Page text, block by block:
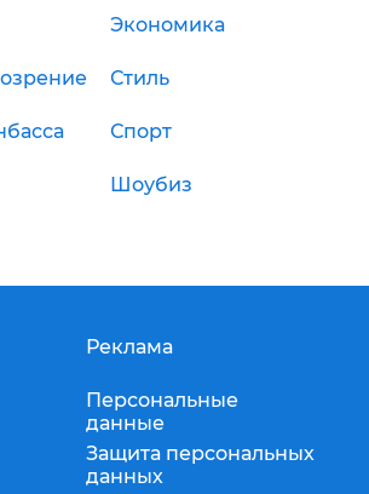
Экономика
Стиль
Спорт
Шоубиз
Реклама
Персональные
данные
Защита персональных
данных